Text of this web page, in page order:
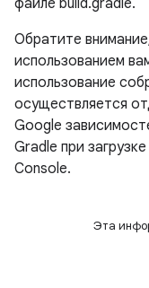
файле build.gradle.
Обратите
использованием
использование
осуществляется
Google
Gradle при
Console.
Эта